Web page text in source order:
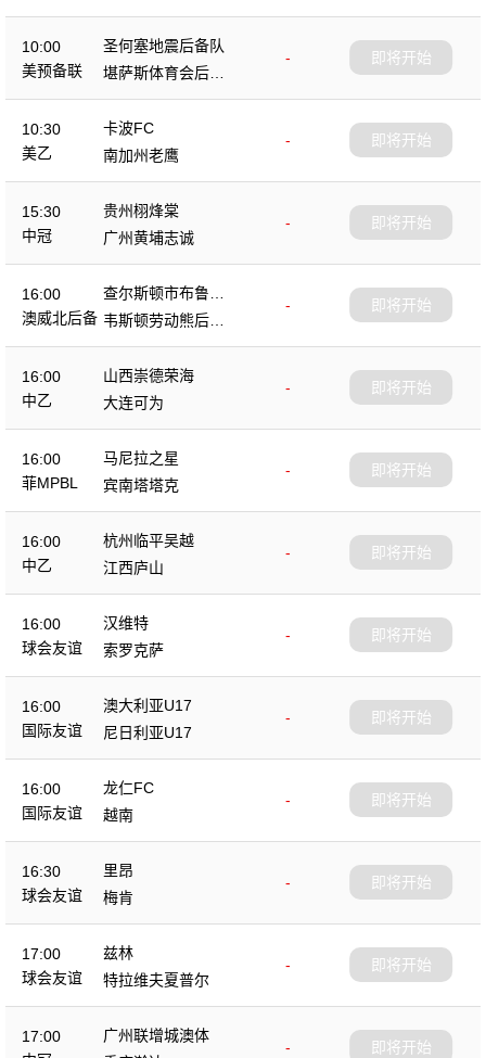
10:00
美预备联
圣何塞地震后备队
-
堪萨斯体育会后备
队
即将开始
10:30
美乙
卡波FC
-
南加州老鹰
即将开始
15:30
中冠
贵州栩烽棠
-
广州黄埔志诚
即将开始
16:00
澳威北后备
查尔斯顿市布鲁斯
后备队
-
韦斯顿劳动熊后备
队
即将开始
16:00
中乙
山西崇德荣海
-
大连可为
即将开始
16:00
菲MPBL
马尼拉之星
-
宾南塔塔克
即将开始
16:00
中乙
杭州临平吴越
-
江西庐山
即将开始
16:00
球会友谊
汉维特
-
索罗克萨
即将开始
16:00
国际友谊
澳大利亚U17
-
尼日利亚U17
即将开始
16:00
国际友谊
龙仁FC
-
越南
即将开始
16:30
球会友谊
里昂
-
梅肯
即将开始
17:00
球会友谊
兹林
-
特拉维夫夏普尔
即将开始
17:00
广州联增城澳体
-
即将开始